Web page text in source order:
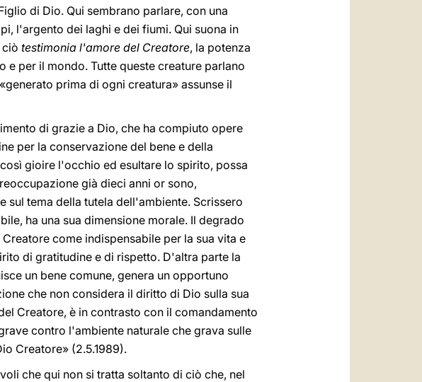
di Dio. Qui sembrano parlare, con una
l'argento dei laghi e dei fiumi. Qui suona in
testimonia l'amore del Creatore, la potenza
per il mondo. Tutte queste creature parlano
prima di ogni creatura» assunse il
di grazie a Dio, che ha compiuto opere
per la conservazione del bene e della
gioire l'occhio ed esultare lo spirito, possa
già dieci anni or sono,
sul tema della tutela dell'ambiente. Scrissero
ha una sua dimensione morale. Il degrado
come indispensabile per la sua vita e
di gratitudine e di rispetto. D'altra parte la
un bene comune, genera un opportuno
che non considera il diritto di Dio sulla sua
Creatore, è in contrasto con il comandamento
contro l'ambiente naturale che grava sulle
Creatore» (2.5.1989).
che qui non si tratta soltanto di ciò che, nel